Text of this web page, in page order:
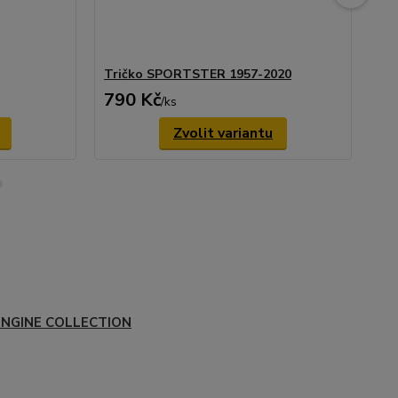
Tričko SPORTSTER 1957-2020
790 Kč/ks
Zvolit variantu
COLLECTION